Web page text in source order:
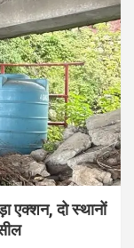
एक्शन, दो स्थानों